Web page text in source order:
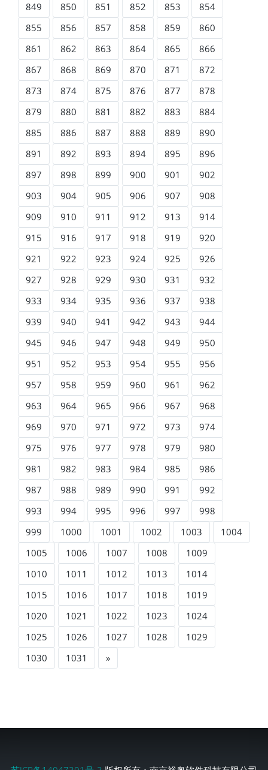
849
850 851 852 853
854
855
856 857 858 859
860
861
862 863 864 865
866
867
868 869 870 871
872
873
874 875 876 877
878
879
880 881 882 883
884
885
886 887 888 889
890
891
892 893 894 895
896
897
898 899 900 901
902
903
904 905 906 907
908
909
910 911 912 913
914
915
916 917 918 919
920
921
922 923 924 925
926
927
928 929 930 931
932
933
934 935 936 937
938
939
940 941 942 943
944
945
946 947 948 949
950
951
952 953 954 955
956
957
958 959 960 961
962
963
964 965 966 967
968
969
970 971 972 973
974
975
976 977 978 979
980
981
982 983 984 985
986
987
988 989 990 991
992
993
994 995 996 997
998
999
1000 1001 1002 1003
1004
1005
1006 1007 1008
1009
1010
1011 1012 1013
1014
1015
1016 1017 1018
1019
1020
1021 1022 1023
1024
1025
1026 1027 1028
1029
1030
1031 »